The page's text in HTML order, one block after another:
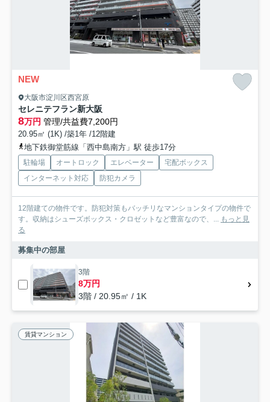
NEW
大阪市淀川区西宮原
セレニテフラン新大阪
8万円 管理/共益費7,200円
20.95㎡ (1K) /築1年 /12階建
地下鉄御堂筋線「西中島南方」駅 徒歩17分
駐輪場 オートロック エレベーター
宅配ボックス
インターネット対応
防犯カメラ
12階建ての物件です。防犯対策もバッチリなマンションタイプの物件で
す。収納はシューズボックス・クロゼットなど豊富なので、... もっと見
る
募集中の部屋
3階
8万円
3階 / 20.95㎡ / 1K
賃貸マンション